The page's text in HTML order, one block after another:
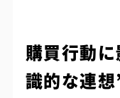
購買行動
識的な連